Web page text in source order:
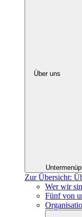
Über uns
Zur Übersicht:
Wer wir
Fünf von